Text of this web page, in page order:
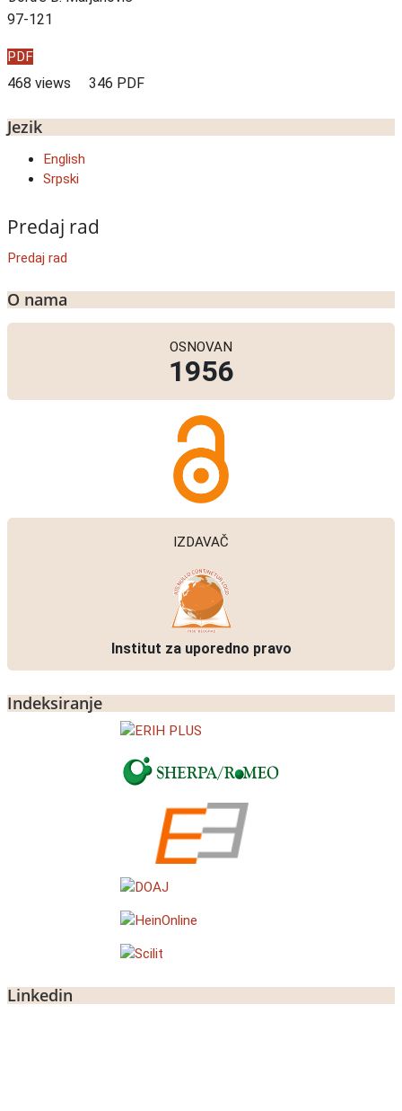
97-121
PDF
468 views 346 PDF
Jezik
English
Srpski
Predaj rad
Predaj rad
O nama
OSNOVAN
1956
IZDAVAČ
Institut za uporedno pravo
Indeksiranje
Linkedin